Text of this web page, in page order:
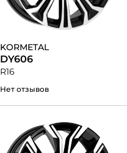
KORMETAL
DY606
R16
Нет отзывов